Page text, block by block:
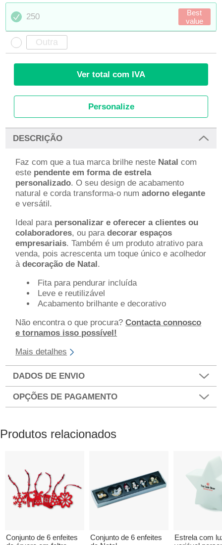
250
Best
value
Ver total com IVA
Personalize
DESCRIÇÃO
Faz com que a tua marca brilhe neste Natal com
este pendente em forma de estrela
personalizado. O seu design de acabamento
natural e corda transforma-o numadorno elegante
e versátil.
Ideal para personalizar e oferecer a clientes ou
colaboradores, ou paradecorar espaços
empresariais. Também é um produto atrativo para
venda, pois acrescenta um toque único e acolhedor
àdecoração de Natal.
Fita para pendurar incluída
Leve e reutilizável
Acabamento brilhante e decorativo
Não encontra o que procura?Contacta connosco
e tornamos isso possível!
Mais detalhes
DADOS DE ENVIO
OPÇÕES DE PAGAMENTO
Produtos relacionados
Conjunto de 6 enfeites
Conjunto de 6 enfeites
Estrela com